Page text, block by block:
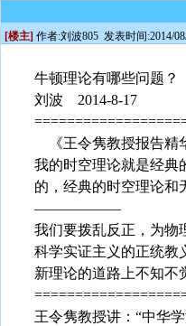
[楼主] 作者:刘波805 发表时间:2014/
牛顿理论有哪些问题？
刘波 2014-8-17
《王令隽教授报告精
我的时空理论就是经典
的，经典的时空理论和
——————
我们要拨乱反正，为物
科学实证主义的正统教
新理论的道路上不知不
王令隽教授讲：“中华